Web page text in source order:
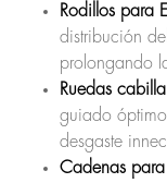
Rodillos para
distribución
prolongando
Ruedas
guiado
desgaste
Cadenas